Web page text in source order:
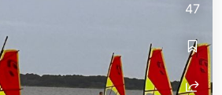
47